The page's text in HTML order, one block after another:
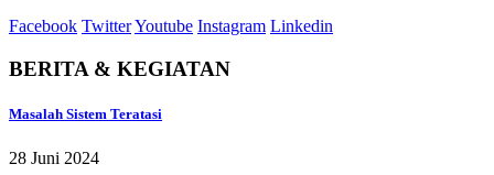
Facebook TwitterYoutube Instagram Linkedin
BERITA & KEGIATAN
Masalah Sistem Teratasi
28 Juni 2024